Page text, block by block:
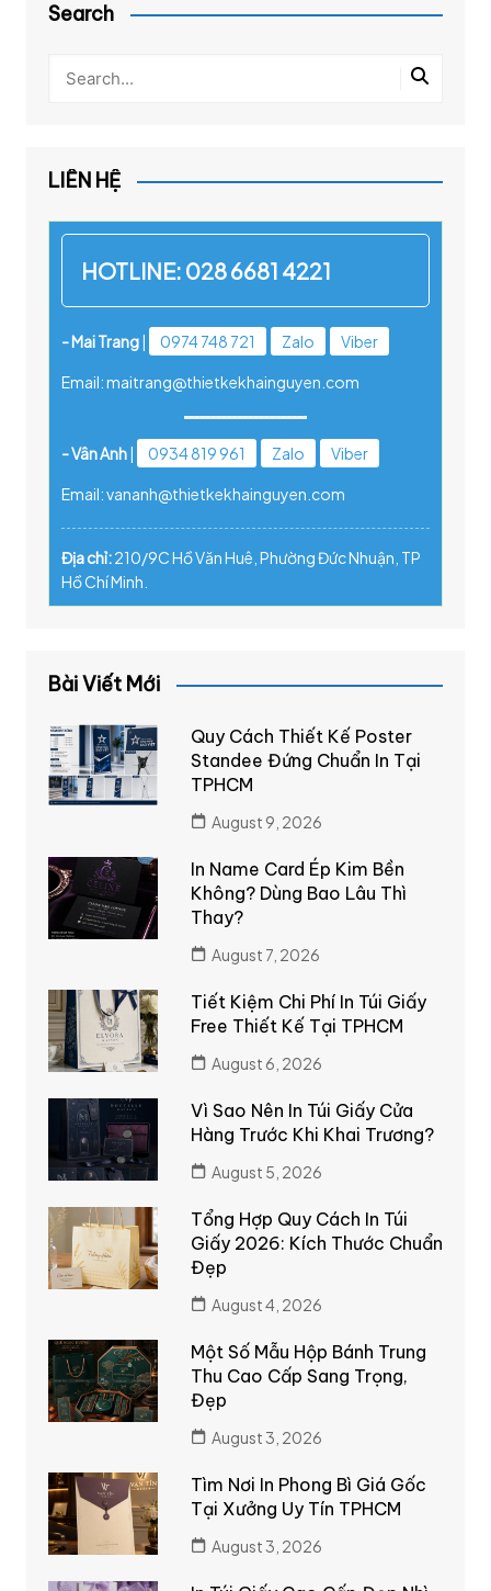
Search
LIÊN HỆ
HOTLINE: 028 6681 4221
- Mai Trang| 0974 748 721 Zalo Viber
Email: maitrang@thietkekhainguyen.com
- Vân Anh| 0934 819 961 Zalo Viber
Email: vananh@thietkekhainguyen.com
Địa chỉ:210/9C Hồ Văn Huê, Phường Đức Nhuận, TP
Hồ Chí Minh.
Bài Viết Mới
Quy Cách Thiết Kế Poster
Standee Đứng Chuẩn In Tại
TPHCM
August 9, 2026
In Name Card Ép Kim Bền
Không? Dùng Bao Lâu Thì
Thay?
August 7, 2026
Tiết Kiệm Chi Phí In Túi Giấy
Free Thiết Kế Tại TPHCM
August 6, 2026
Vì Sao Nên In Túi Giấy Cửa
Hàng Trước Khi Khai Trương?
August 5, 2026
Tổng Hợp Quy Cách In Túi
Giấy 2026: Kích Thước Chuẩn
Đẹp
August 4, 2026
Một Số Mẫu Hộp Bánh Trung
Thu Cao Cấp Sang Trọng,
Đẹp
August 3, 2026
Tìm Nơi In Phong Bì Giá Gốc
Tại Xưởng Uy Tín TPHCM
August 3, 2026